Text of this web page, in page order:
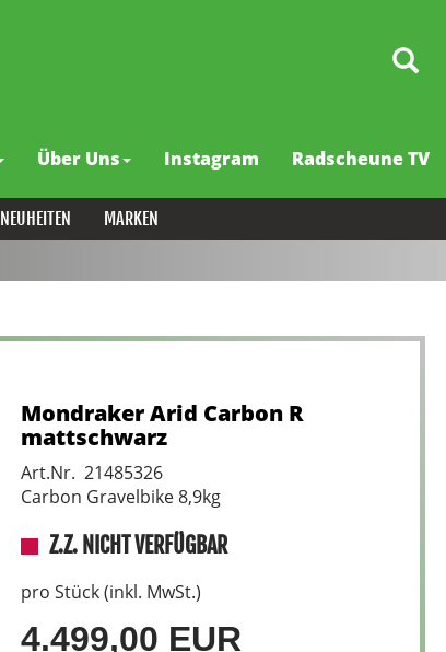
Über Uns Instagram Radscheune TV
NEUHEITEN
MARKEN
Mondraker Arid Carbon R
mattschwarz
Art.Nr. 21485326
Carbon Gravelbike 8,9kg
Z.Z. NICHT VERFÜGBAR
pro Stück (inkl. MwSt.)
4.499,00 EUR